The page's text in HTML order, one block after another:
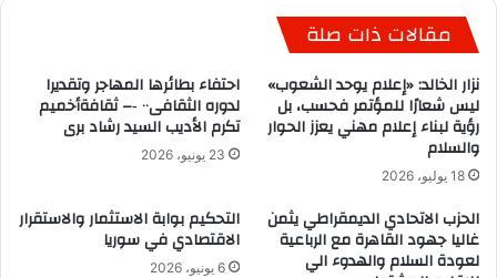
مقالات ذات صلة
نزار الخالد: «إعلام يوحد الشعوب»
ليس شعارًا للمؤتمر فحسب، بل
رؤية لبناء إعلام مهني يعزز الحوار
والسلام
18 يوليو، 2026
احتفاء بطائرها المهاجر وتقديرا
لدوره الثقافى٠٠ ‐– ثقافةأخميم
تكرم الأديب السيد رشاد برى
23 يونيو، 2026
الحزب الاتحادي الديمقراطي يثمن
غاليا جهود القاهرة مع الرباعية
لعودة السلام والهدوء الي
التحكيم بوابة الاستثمار والاستقرار
الاقتصادي في سوريا
6 يونيو، 2026